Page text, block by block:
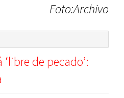
Foto:Archivo
de pecado’: